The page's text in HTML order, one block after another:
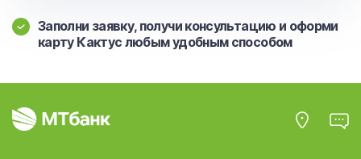
Заполни заявку, получи консультацию и оформи
карту Кактус любым удобным способом